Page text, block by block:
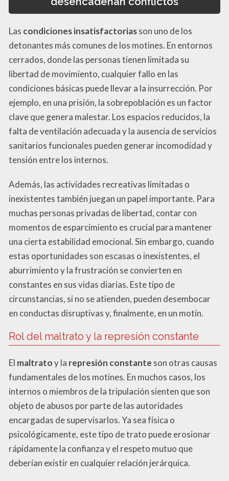
Las condiciones insatisfactoriasson uno de los
detonantes más comunes de los motines. En entornos
cerrados, donde las personas tienen limitada su
libertad de movimiento, cualquier fallo en las
condiciones básicas puede llevar a la insurrección. Por
ejemplo, en una prisión, la sobrepoblación es un factor
clave que genera malestar. Los espacios reducidos, la
falta de ventilación adecuada y la ausencia de servicios
sanitarios funcionales pueden generar incomodidad y
tensión entre los internos.
Además, las actividades recreativas limitadas o
inexistentes también juegan un papel importante. Para
muchas personas privadas de libertad, contar con
momentos de esparcimiento es crucial para mantener
una cierta estabilidad emocional. Sin embargo, cuando
estas oportunidades son escasas o inexistentes, el
aburrimiento y la frustración se convierten en
constantes en sus vidas diarias. Este tipo de
circunstancias, si no se atienden, pueden desembocar
en conductas disruptivas y, finalmente, en un motín.
Rol del maltrato y la represión constante
El maltratoy la represión constante son otras causas
fundamentales de los motines. En muchos casos, los
internos o miembros de la tripulación sienten que son
objeto de abusos por parte de las autoridades
encargadas de supervisarlos. Ya sea física o
psicológicamente, este tipo de trato puede erosionar
rápidamente la confianza y el respeto mutuo que
deberían existir en cualquier relación jerárquica.